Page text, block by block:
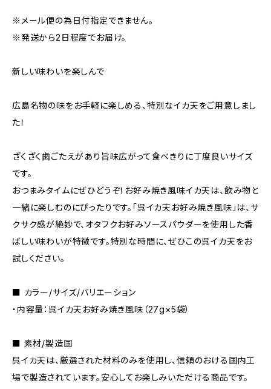
※メール便の為日付指定できません。
※発送から2日程度でお届け。
新しい味わいを楽しんで
広島名物の味をお手軽に楽しめる、特別なイカ天をご用意しまし
た！
ざくざく歯ごたえがあり旨味広がって食べきりに丁度良いサイズ
です。
おつまみタイムにぜひどうぞ！お好み焼き風味イカ天は、飲み物と
一緒に楽しむのにぴったりです。「呉イカ天お好み焼き風味」は、サ
クサク感が絶妙で、オタフクお好みソースパウダーを使用した香
ばしい味わいが特徴です。特別な時間に、ぜひこの呉イカ天をお
試しください。
■ カラー/サイズ/バリエーション
・内容量：呉イカ天お好み焼き風味（27g×5袋）
■ 素材/製造国
呉イカ天は、厳選された材料のみを使用し、信頼のおける国内工
場で製造されています。安心してお楽しみいただける商品です。